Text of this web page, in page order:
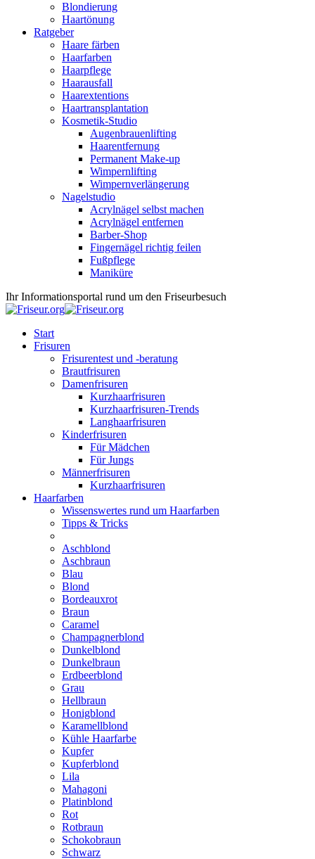
Blondierung
Haartönung
Ratgeber
Haare färben
Haarfarben
Haarpflege
Haarausfall
Haarextentions
Haartransplantation
Kosmetik-Studio
Augenbrauenlifting
Haarentfernung
Permanent Make-up
Wimpernlifting
Wimpernverlängerung
Nagelstudio
Acrylnägel selbst machen
Acrylnägel entfernen
Barber-Shop
Fingernägel richtig feilen
Fußpflege
Maniküre
Ihr Informationsportal rund um den Friseurbesuch
Start
Frisuren
Frisurentest und -beratung
Brautfrisuren
Damenfrisuren
Kurzhaarfrisuren
Kurzhaarfrisuren-Trends
Langhaarfrisuren
Kinderfrisuren
Für Mädchen
Für Jungs
Männerfrisuren
Kurzhaarfrisuren
Haarfarben
Wissenswertes rund um Haarfarben
Tipps & Tricks
Aschblond
Aschbraun
Blau
Blond
Bordeauxrot
Braun
Caramel
Champagnerblond
Dunkelblond
Dunkelbraun
Erdbeerblond
Grau
Hellbraun
Honigblond
Karamellblond
Kühle Haarfarbe
Kupfer
Kupferblond
Lila
Mahagoni
Platinblond
Rot
Rotbraun
Schokobraun
Schwarz